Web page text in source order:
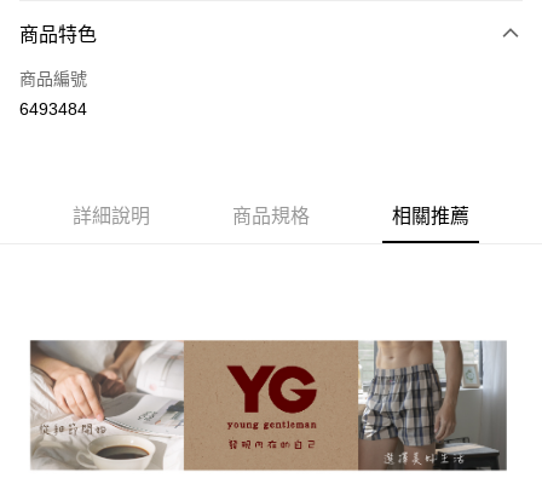
信用卡一次付款
超商取貨付款
AFTEE先享後付
１．簡單：不需註冊會員、不需綁卡、不需儲值。
２．便利：只要手機號碼，簡訊認證，即可結帳。
３．安心：先確認商品／服務後，再付款。
【「AFTEE先享後付」結帳流程】
１．於結帳方式選擇「AFTEE先享後付」後，將跳轉至「AFTEE先享後付」
全家取貨付款
每筆NT$80，滿NT$899(含以上)免運費
付款後全家取貨
每筆NT$80，滿NT$899(含以上)免運費
商品特色
商品編號
6493484
詳細說明 商品規格 相關推薦